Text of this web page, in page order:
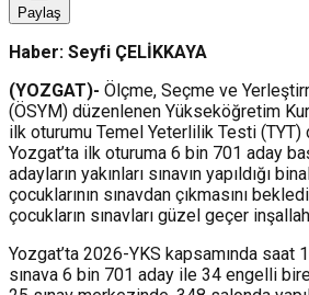
Paylaş
Haber: Seyfi ÇELİKKAYA
(YOZGAT)- Ölçme, Seçme ve
(ÖSYM) düzenlenen Yükseköğretim
ilk oturumu Temel Yeterlilik Testi (TYT)
Yozgat’ta ilk oturuma 6 bin 701 aday
adayların yakınları sınavın yapıldığı
çocuklarının sınavdan çıkmasını
çocukların sınavları güzel geçer
Yozgat’ta 2026-YKS kapsamında saat
sınava 6 bin 701 aday ile 34 engelli